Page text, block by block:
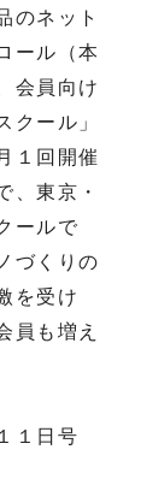
のネット
ール（本
会員向け
クール」
１回開催
、東京・
ールで
づくりの
を受け
員も増え
１日号